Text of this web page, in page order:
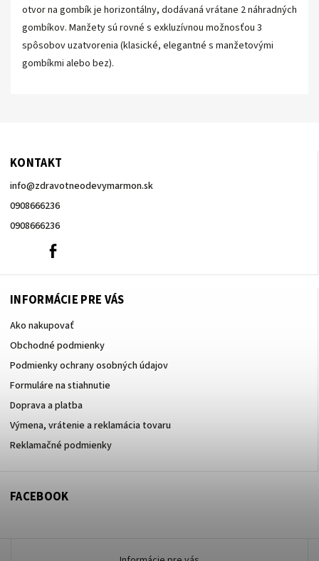
otvor na gombík je horizontálny, dodávaná vrátane 2 náhradných
gombíkov. Manžety sú rovné s exkluzívnou možnosťou 3
spôsobov uzatvorenia (klasické, elegantné s manžetovými
gombíkmi alebo bez).
KONTAKT
info@zdravotneodevymarmon.sk
0908666236
0908666236
0908666236
INFORMÁCIE PRE VÁS
Ako nakupovať
Obchodné podmienky
Podmienky ochrany osobných údajov
Formuláre na stiahnutie
Doprava a platba
Výmena, vrátenie a reklamácia tovaru
Reklamačné podmienky
FACEBOOK